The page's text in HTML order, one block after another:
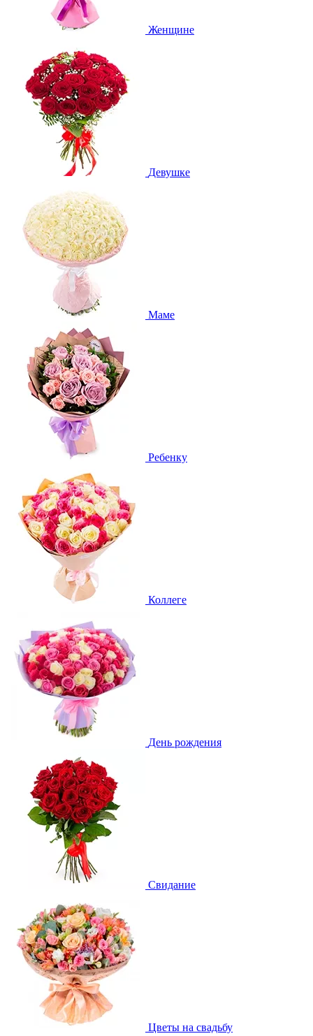
Женщине
Девушке
Маме
Ребенку
Коллеге
День рождения
Свидание
Цветы на свадьбу